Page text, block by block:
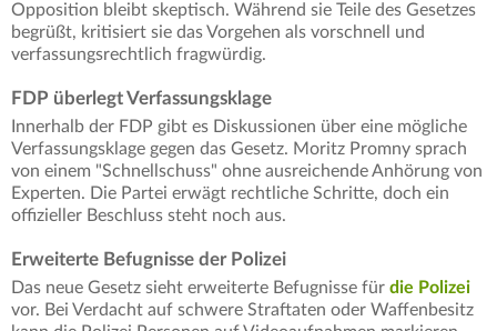
Opposition bleibt skeptisch. Während sie Teile des Gesetzes
begrüßt, kritisiert sie das Vorgehen als vorschnell und
verfassungsrechtlich fragwürdig.
FDP überlegt Verfassungsklage
Innerhalb der FDP gibt es Diskussionen über eine mögliche
Verfassungsklage gegen das Gesetz. Moritz Promny sprach
von einem "Schnellschuss" ohne ausreichende Anhörung von
Experten. Die Partei erwägt rechtliche Schritte, doch ein
offizieller Beschluss steht noch aus.
Erweiterte Befugnisse der Polizei
Das neue Gesetz sieht erweiterte Befugnisse für die Polizei
vor. Bei Verdacht auf schwere Straftaten oder Waffenbesitz